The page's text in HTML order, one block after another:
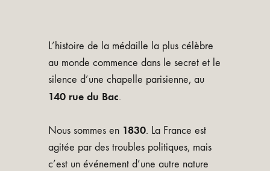
L’histoire de la médaille la plus célèbre
au monde commence dans le secret et le
silence d’une chapelle parisienne, au
140 rue du Bac.
Nous sommes en 1830. La France est
agitée par des troubles politiques, mais
c’est un événement d’une autre nature